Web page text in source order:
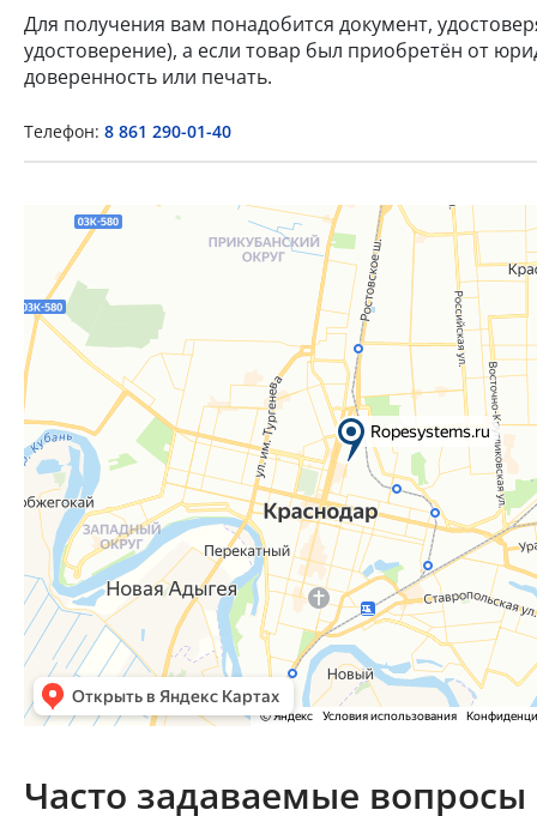
Для получения вам понадобится документ,
удостоверение), а если товар был приобретён от
доверенность или печать.
Телефон: 8 861 290-01-40
Часто задаваемые вопросы